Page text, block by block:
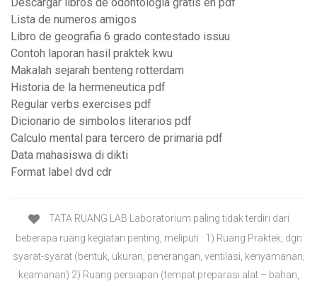
Descargar libros de odontologia gratis en pdf
Lista de numeros amigos
Libro de geografia 6 grado contestado issuu
Contoh laporan hasil praktek kwu
Makalah sejarah benteng rotterdam
Historia de la hermeneutica pdf
Regular verbs exercises pdf
Dicionario de simbolos literarios pdf
Calculo mental para tercero de primaria pdf
Data mahasiswa di dikti
Format label dvd cdr
TATA RUANG LAB Laboratorium paling tidak terdiri dari
beberapa ruang kegiatan penting, meliputi : 1) Ruang Praktek, dgn
syarat-syarat (bentuk, ukuran, penerangan, ventilasi, kenyamanan,
keamanan) 2) Ruang persiapan (tempat preparasi alat – bahan,